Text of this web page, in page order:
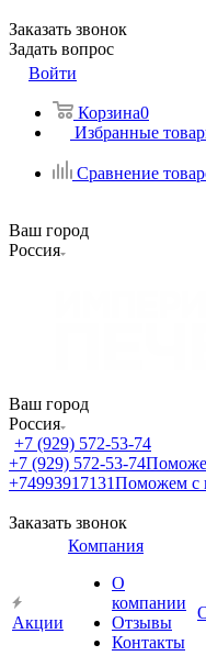
Заказать звонок
Задать вопрос
Войти
Корзина0
Избранные
Сравнение
Ваш город
Россия
Ваш город
Россия
+7 (929) 572-53-74
+7 (929) 572-53-74
+74993917131Поможем с
Заказать звонок
Акции
Компания
О
компании
Отзывы
Контакты